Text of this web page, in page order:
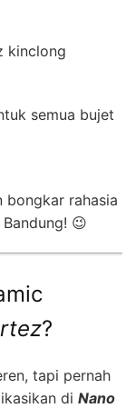
kinclong
semua bujet
bongkar rahasia
😉
?
tapi pernah
di Nano